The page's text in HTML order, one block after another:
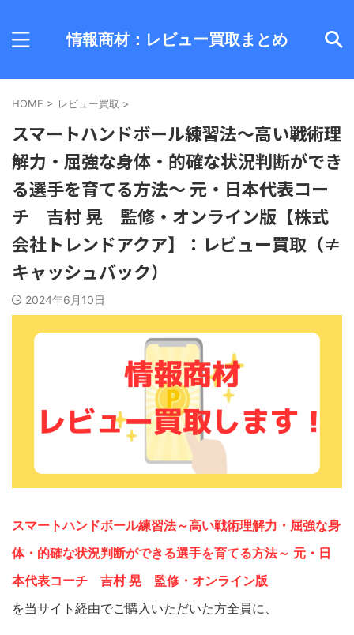
情報商材：レビュー買取まとめ
HOME > レビュー買取 >
スマートハンドボール練習法～高い戦術理
解力・屈強な身体・的確な状況判断ができ
る選手を育てる方法～ 元・日本代表コー
チ 吉村 晃 監修・オンライン版【株式
会社トレンドアクア】：レビュー買取（≠
キャッシュバック）
2024年6月10日
スマートハンドボール練習法～高い戦術理解力・屈強な身
体・的確な状況判断ができる選手を育てる方法～ 元・日
本代表コーチ 吉村 晃 監修・オンライン版
を当サイト経由でご購入いただいた方全員に、